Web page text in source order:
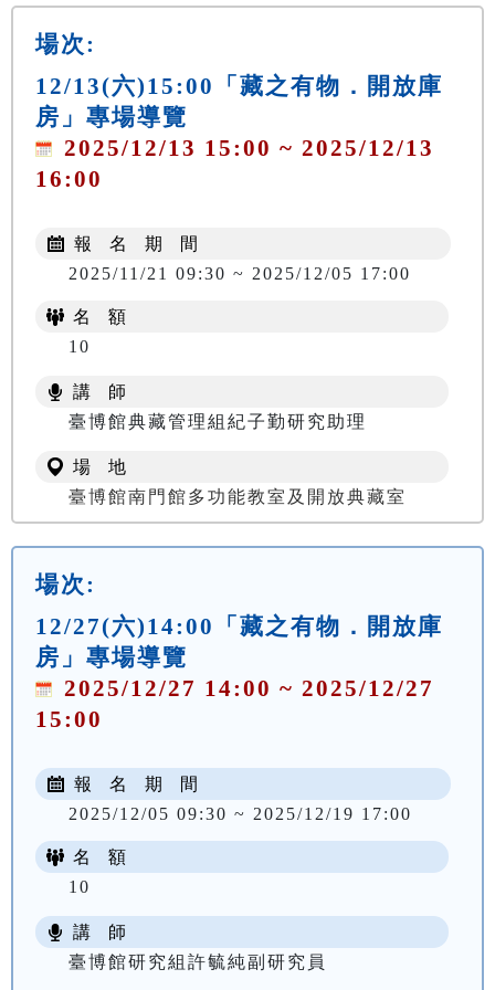
場次:
12/13(六)15:00「藏之有物．開放庫
房」專場導覽
2025/12/13 15:00 ~ 2025/12/13
16:00
報 名 期 間
2025/11/21 09:30 ~ 2025/12/05 17:00
名 額
10
講 師
臺博館典藏管理組紀子勤研究助理
場 地
臺博館南門館多功能教室及開放典藏室
場次:
12/27(六)14:00「藏之有物．開放庫
房」專場導覽
2025/12/27 14:00 ~ 2025/12/27
15:00
報 名 期 間
2025/12/05 09:30 ~ 2025/12/19 17:00
名 額
10
講 師
臺博館研究組許毓純副研究員